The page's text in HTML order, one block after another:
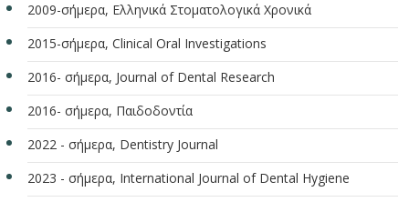
2009-σήμερα, Ελληνικά Στοματολογικά Χρονικά
2015-σήμερα, Clinical Oral Investigations
2016- σήμερα, Journal of Dental Research
2016- σήμερα, Παιδοδοντία
2022 - σήμερα, Dentistry Journal
2023 - σήμερα, International Journal of Dental Hygiene